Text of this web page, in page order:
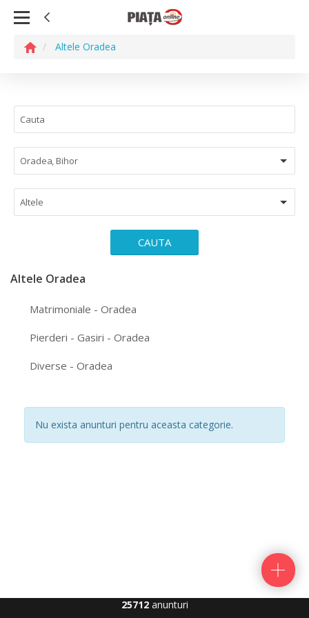
Altele Oradea
Oradea, Bihor
Altele
CAUTA
Altele Oradea
Matrimoniale - Oradea
Pierderi - Gasiri - Oradea
Diverse - Oradea
Nu exista anunturi pentru aceasta categorie.
25712anunturi